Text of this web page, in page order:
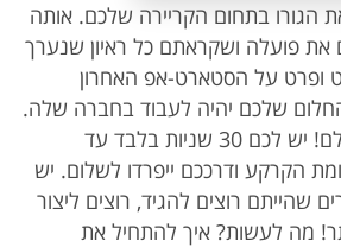
הגורו בתחום הקריירה שלכם. אותה
פועלה ושקראתם כל ראיון שנערך
ופרט על הסטארט-אפ האחרון
שלכם יהיה לעבוד בחברה שלה.
קדימה! לא להיות בהלם! יש לכם 30 שניות בלבד עד
הקרקע ודרככם ייפרדו לשלום. יש
שהייתם רוצים להגיד, רוצים ליצור
מה לעשות? איך להתחיל את